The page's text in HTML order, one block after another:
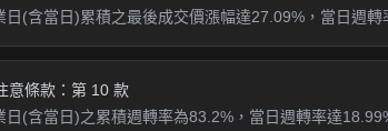
日(含當日)累積之最後成交價漲幅達27.09%，當日週
意條款：第 10 款
日(含當日)之累積週轉率為83.2%，當日週轉率達